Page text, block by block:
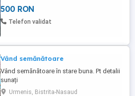
500 RON
Telefon validat
Vând semănătoare
Vând semănătoare în stare buna. Pt detalii
sunați
Urmenis, Bistrita-Nasaud